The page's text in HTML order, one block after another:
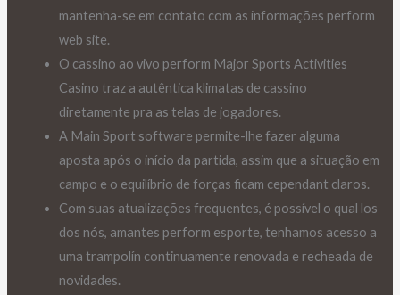
mantenha-se em contato com as informações perform
web site.
O cassino ao vivo perform Major Sports Activities
Casino traz a autêntica klimatas de cassino
diretamente pra as telas de jogadores.
A Main Sport software permite-lhe fazer alguma
aposta após o início da partida, assim que a situação em
campo e o equilíbrio de forças ficam cependant claros.
Com suas atualizações frequentes, é possível o qual los
dos nós, amantes perform esporte, tenhamos acesso a
uma trampolín continuamente renovada e recheada de
novidades.